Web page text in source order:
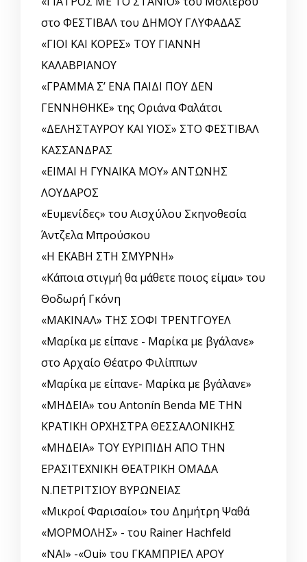
στο ΦΕΣΤΙΒΑΛ του ΔΗΜΟΥ ΓΛΥΦΑΔΑΣ
«ΓΙΟΙ ΚΑΙ ΚΟΡΕΣ» ΤΟΥ ΓΙΑΝΝΗ
ΚΑΛΑΒΡΙΑΝΟΥ
«ΓΡΑΜΜΑ Σ’ ΕΝΑ ΠΑΙΔΙ ΠΟΥ ΔΕΝ
ΓΕΝΝΗΘΗΚΕ» της Οριάνα Φαλάτσι
«ΔΕΛΗΣΤΑΥΡΟΥ ΚΑΙ ΥΙΟΣ» ΣΤΟ ΦΕΣΤΙΒΑΛ
ΚΑΣΣΑΝΔΡΑΣ
«ΕΙΜΑΙ Η ΓΥΝΑΙΚΑ ΜΟΥ» ΑΝΤΩΝΗΣ
ΛΟΥΔΑΡΟΣ
«Ευμενίδες» του Αισχύλου Σκηνοθεσία
Άντζελα Μπρούσκου
«Η ΕΚΑΒΗ ΣΤΗ ΣΜΥΡΝΗ»
«Κάποια στιγμή θα μάθετε ποιος είμαι» του
Θοδωρή Γκόνη
«ΜΑΚΙΝΑΛ» ΤΗΣ ΣΟΦΙ ΤΡΕΝΤΓΟΥΕΛ
«Μαρίκα με είπανε - Μαρίκα με βγάλανε»
στο Αρχαίο Θέατρο Φιλίππων
«Μαρίκα με είπανε- Μαρίκα με βγάλανε»
«ΜΗΔΕΙΑ» του Antonín Benda ΜΕ ΤΗΝ
ΚΡΑΤΙΚΗ ΟΡΧΗΣΤΡΑ ΘΕΣΣΑΛΟΝΙΚΗΣ
«ΜΗΔΕΙΑ» ΤΟΥ ΕΥΡΙΠΙΔΗ ΑΠΟ ΤΗΝ
ΕΡΑΣΙΤΕΧΝΙΚΗ ΘΕΑΤΡΙΚΗ ΟΜΑΔΑ
Ν.ΠΕΤΡΙΤΣΙΟΥ ΒΥΡΩΝΕΙΑΣ
«Μικροί Φαρισαίοι» του Δημήτρη Ψαθά
«ΜΟΡΜΟΛΗΣ» - του Rainer Hachfeld
«ΝΑΙ» -«Oui» του ΓΚΑΜΠΡΙΕΛ ΑΡΟΥ